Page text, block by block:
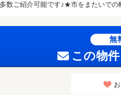
数ご紹介可能です♪★市をまたいで
無
この物